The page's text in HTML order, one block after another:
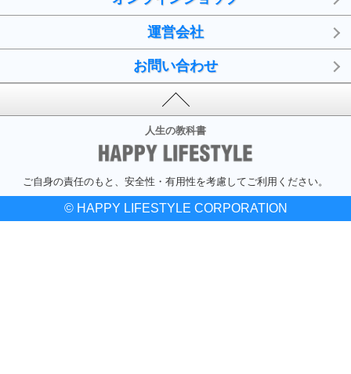
運営会社
お問い合わせ
人生の教科書
ご自身の責任のもと、安全性・有用性を考慮してご利用ください。
© HAPPY LIFESTYLE CORPORATION